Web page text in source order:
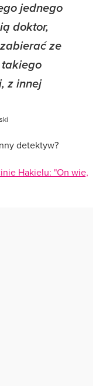
jednego
doktor,
ze
z innej
detektyw?
Hakielu: "On wie,